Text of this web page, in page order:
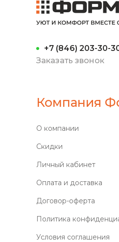
+7 (846) 203-30-
Заказать звонок
Компания
О компании
Скидки
Личный кабинет
Оплата и доставка
Договор-оферта
Политика
Условия соглашения